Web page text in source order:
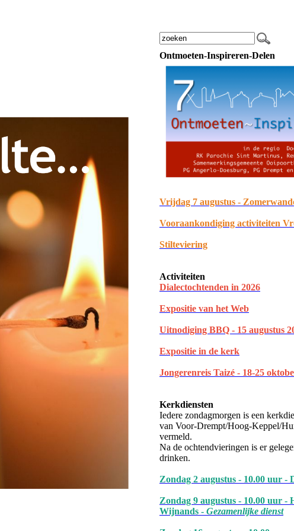
Ontmoeten-Inspireren-Delen
Vrijdag 7 augustus -
Vooraankondiging activiteiten
Stilteviering
Activiteiten
Dialectochtenden in 2026
Expositie van het Web
Uitnodiging BBQ - 15 augustus
Expositie in de kerk
Jongerenreis Taizé - 18-25
Kerkdiensten
Iedere zondagmorgen is een
van Voor-Drempt/Hoog-Keppel/
vermeld.
Na de ochtendvieringen is er
drinken.
Zondag 2 augustus - 10.00 uur -
Zondag 9 augustus - 10.00 uur -
Wijnands - Gezamenlijke dienst